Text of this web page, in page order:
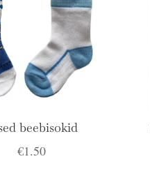
beebisokid
€1.50